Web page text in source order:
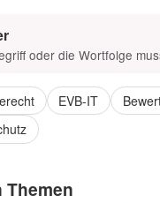
oder die Wortfolge
EVB-IT
Themen